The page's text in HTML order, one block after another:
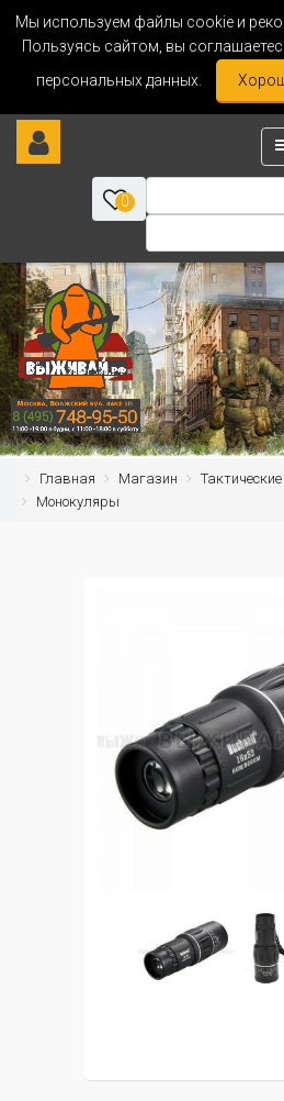
Мы используем файлы cookie и
Пользуясь сайтом, вы
персональных данных.
0
Главная Магазин
Монокуляры